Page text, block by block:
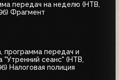
передач на неделю (НТВ,
Фрагмент
программа передач и
"Утренний сеанс" (НТВ,
Налоговая полиция